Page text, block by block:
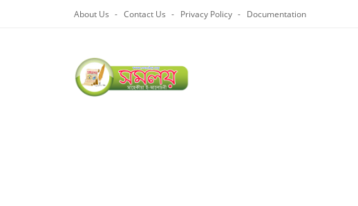
About Us Contact Us Privacy Policy Documentation